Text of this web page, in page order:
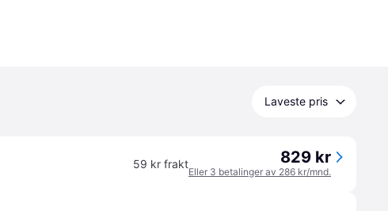
Laveste pris
59 kr frakt 829 kr
Eller 3 betalinger av 286 kr/mnd.